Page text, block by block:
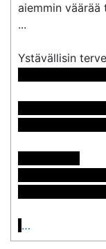
aiemmin väärää
...
…